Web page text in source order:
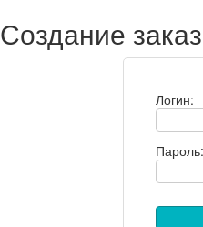
Создание
Логин:
Пароль: